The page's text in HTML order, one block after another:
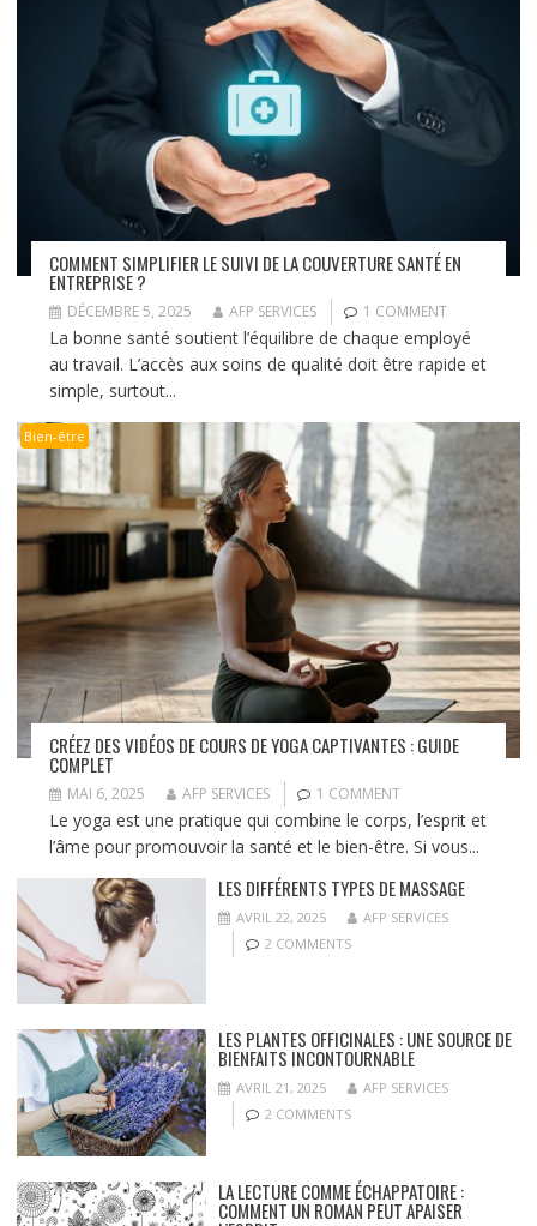
COMMENT SIMPLIFIER LE SUIVI DE LA COUVERTURE SANTÉ EN
ENTREPRISE ?
DÉCEMBRE 5, 2025 AFP SERVICES 1 COMMENT
La bonne santé soutient l’équilibre de chaque employé
au travail. L’accès aux soins de qualité doit être rapide et
simple, surtout...
Bien-être
CRÉEZ DES VIDÉOS DE COURS DE YOGA CAPTIVANTES : GUIDE
COMPLET
MAI 6, 2025 AFP SERVICES 1 COMMENT
Le yoga est une pratique qui combine le corps, l’esprit et
l’âme pour promouvoir la santé et le bien-être. Si vous...
LES DIFFÉRENTS TYPES DE MASSAGE
AVRIL 22, 2025
AFP SERVICES
2 COMMENTS
LES PLANTES OFFICINALES : UNE SOURCE DE
BIENFAITS INCONTOURNABLE
AVRIL 21, 2025
AFP SERVICES
2 COMMENTS
LA LECTURE COMME ÉCHAPPATOIRE :
COMMENT UN ROMAN PEUT APAISER